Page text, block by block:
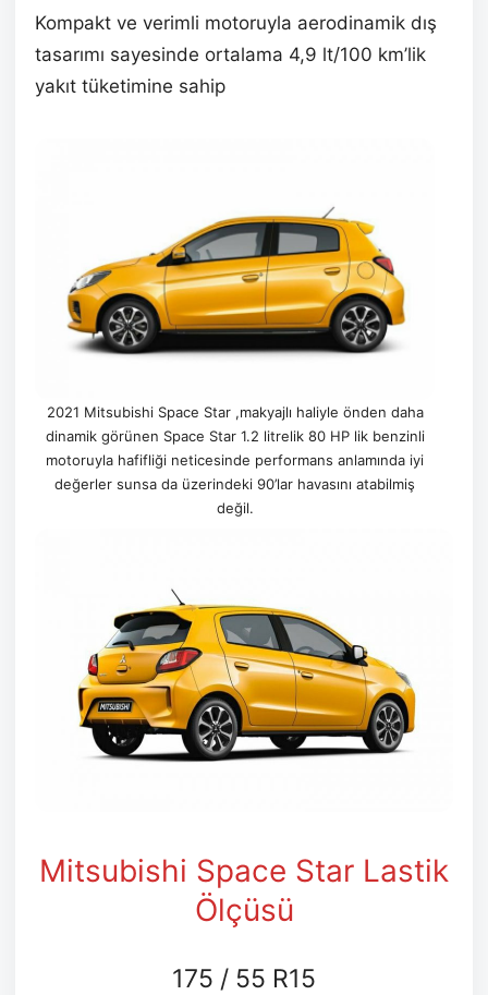
Kompakt ve verimli motoruyla aerodinamik dış
tasarımı sayesinde ortalama 4,9 lt/100 km’lik
yakıt tüketimine sahip
2021 Mitsubishi Space Star ,makyajlı haliyle önden daha
dinamik görünen Space Star 1.2 litrelik 80 HP lik benzinli
motoruyla hafifliği neticesinde performans anlamında iyi
değerler sunsa da üzerindeki 90’lar havasını atabilmiş
değil.
Mitsubishi Space Star Lastik
Ölçüsü
175 / 55 R15